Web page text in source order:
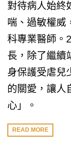
對待病人始終
喘、過敏權威
科專業醫師。
長，除了繼續
身保護受虐兒
的關愛，讓人
心」。
READ MORE